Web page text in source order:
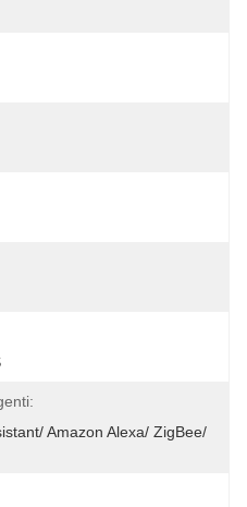
Amazon Alexa/ ZigBee/